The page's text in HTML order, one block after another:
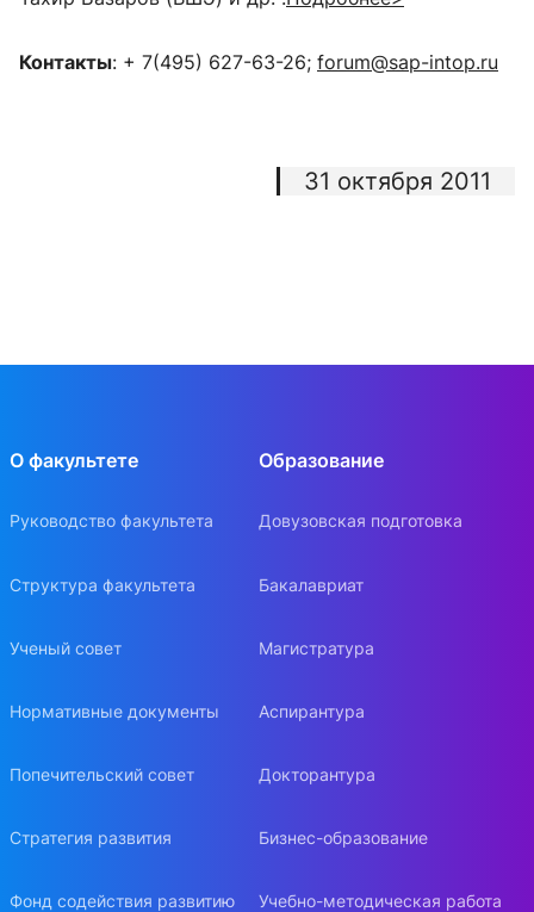
Контакты: + 7(495) 627-63-26; forum@sap-intop.ru
31 октября 2011
О факультете
Руководство факультета
Структура факультета
Ученый совет
Нормативные документы
Попечительский совет
Стратегия развития
Фонд содействия развитию
Образование
Довузовская подготовка
Бакалавриат
Магистратура
Аспирантура
Докторантура
Бизнес-образование
Учебно-методическая работа